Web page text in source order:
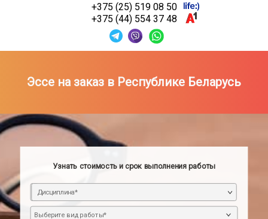
+375 (25) 519 08 50
+375 (44) 554 37 48
Эссе на заказ в Республике Беларусь
Узнать стоимость и срок выполнения работы
Дисциплина*